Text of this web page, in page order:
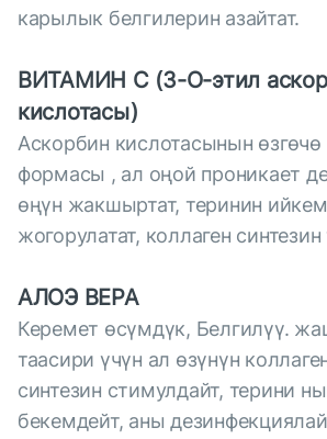
карылык белгилерин азайтат.
ВИТАМИН С (3-О-этил
кислотасы)
Аскорбин кислотасынын өзгөчө
формасы , ал оңой проникает
өңүн жакшыртат, теринин
жогорулатат, коллаген синтезин
АЛОЭ ВЕРА
Керемет өсүмдүк, Белгилүү.
таасири үчүн ал өзүнүн
синтезин стимулдайт, терини
бекемдейт, аны